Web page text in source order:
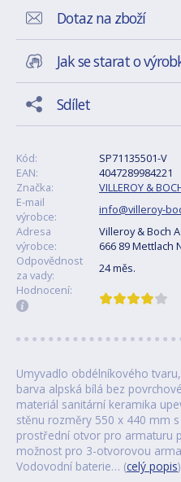
Dotaz na zboží
Jak se starat o
Sdílet
Kód:
SP71135501-V
EAN:
4047289984221
Značka:
VILLEROY &
E-mail
výrobce:
info@villeroy-
Adresa
výrobce:
Villeroy & Boch
666 89 Mettlach
Odpovědnost
za vady:
24 měs.
Hodnocení:
Umyvadlo obdélníkového
barva alpská bílá bez
materiál sanitární keramika
stěnu rozměry 550 x 440 mm
prostřední otvor pro armaturu
možnost pro 3-otvorovou
Vodovodní baterie… (celý popis)